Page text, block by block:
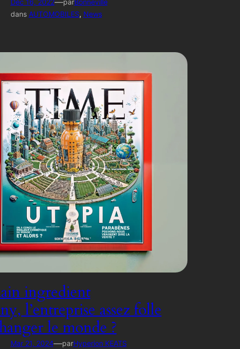
Déc 16, 2022—parBonneville
dans AUTOMOBILES, News
ingredient
l’entreprise assez folle
le monde ?
Mar 21, 2024—parHyperion KEATS